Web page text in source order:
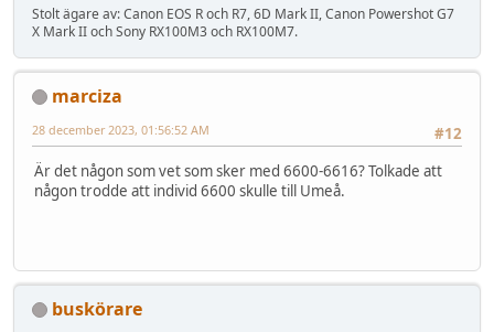
Stolt ägare av: Canon EOS R och R7, 6D Mark II, Canon Powershot G7
X Mark II och Sony RX100M3 och RX100M7.
marciza
#12
28 december 2023, 01:56:52 AM
Är det någon som vet som sker med 6600-6616? Tolkade att
någon trodde att individ 6600 skulle till Umeå.
buskörare